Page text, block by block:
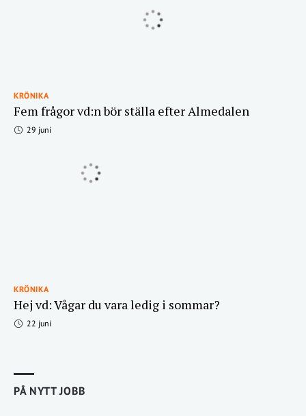
KRÖNIKA
Fem frågor vd:n bör ställa efter Almedalen
29 juni
KRÖNIKA
Hej vd: Vågar du vara ledig i sommar?
22 juni
PÅ NYTT JOBB